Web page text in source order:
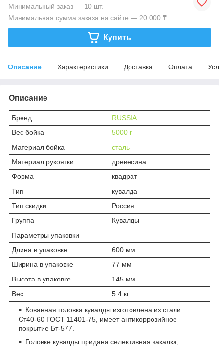
Минимальный заказ — 10 шт.
Минимальная сумма заказа на сайте — 20 000 ₸
Купить
Описание Характеристики Доставка Оплата
Описание
Бренд
RUSSIA
Вес бойка
5000 г
Материал бойка
сталь
Материал рукоятки
древесина
Форма
квадрат
Тип
кувалда
Тип скидки
Россия
Группа
Кувалды
Параметры упаковки
Длина в упаковке
600 мм
Ширина в упаковке
77 мм
Высота в упаковке
145 мм
Вес
5.4 кг
Кованная головка кувалды изготовлена из стали
Ст40-60 ГОСТ 11401-75, имеет антикоррозийное
покрытие Бт-577.
Головке кувалды придана селективная закалка,